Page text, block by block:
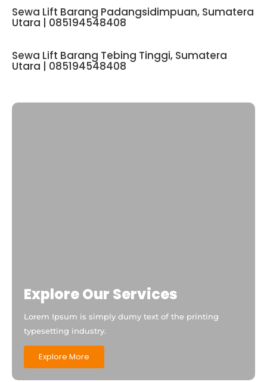
Sewa Lift Barang Padangsidimpuan, Sumatera
Utara | 085194548408
Sewa Lift Barang Tebing Tinggi, Sumatera
Utara | 085194548408
Explore Our Services
Lorem Ipsum is simply dumy text of the printing
typesetting industry.
Explore More